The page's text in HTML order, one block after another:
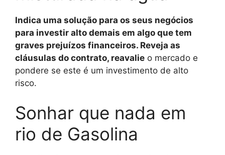
Indica uma solução para os seus negócios
para investir alto demais em algo que tem
graves prejuízos financeiros. Reveja as
cláusulas do contrato, reavalie o mercado e
pondere se este é um investimento de alto
risco.
Sonhar que nada em
rio de Gasolina